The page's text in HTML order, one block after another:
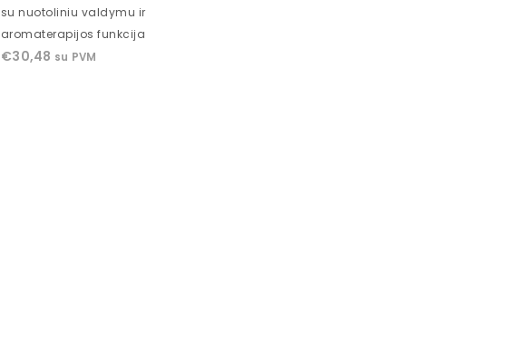
of
5
su nuotoliniu valdymu ir
aromaterapijos funkcija
€30,48 su PVM